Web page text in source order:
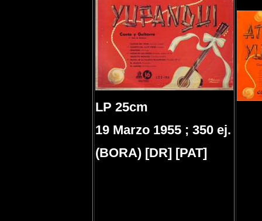
LP 25cm
19 Marzo 1955 ; 350 ej.
(BORA) [DR] [PAT]